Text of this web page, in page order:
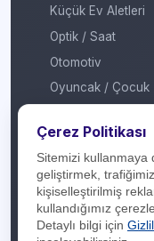
Küçük Ev Aletleri
Optik / Saat
Otomotiv
Oyuncak / Çocuk
Sağlık / Hastane
Sigorta / Emeklilik
Spor Giyim
Spor Merkezi
Çerez Politikası
Sitemizi kullanmaya
geliştirmek,
kişiselleştirilmiş
kullandığımız
Detaylı bilgi için